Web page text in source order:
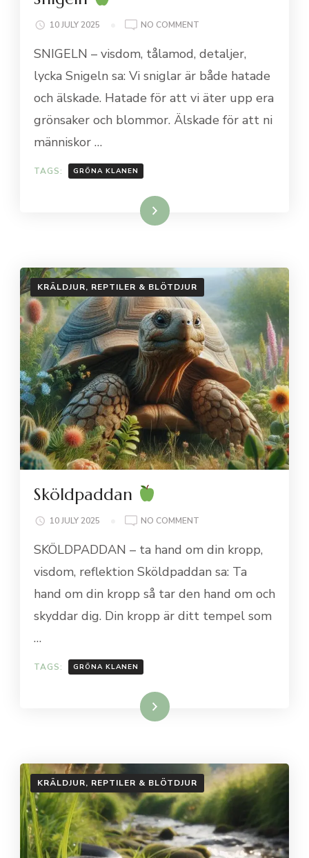
10 JULY 2025 NO COMMENT
SNIGELN – visdom, tålamod, detaljer,
lycka Snigeln sa: Vi sniglar är både hatade
och älskade. Hatade för att vi äter upp era
grönsaker och blommor. Älskade för att ni
människor …
TAGS: GRÖNA KLANEN
Läs mer…
KRÄLDJUR, REPTILER & BLÖTDJUR
Sköldpaddan
10 JULY 2025 NO COMMENT
SKÖLDPADDAN – ta hand om din kropp,
visdom, reflektion Sköldpaddan sa: Ta
hand om din kropp så tar den hand om och
skyddar dig. Din kropp är ditt tempel som
…
TAGS: GRÖNA KLANEN
Läs mer…
KRÄLDJUR, REPTILER & BLÖTDJUR